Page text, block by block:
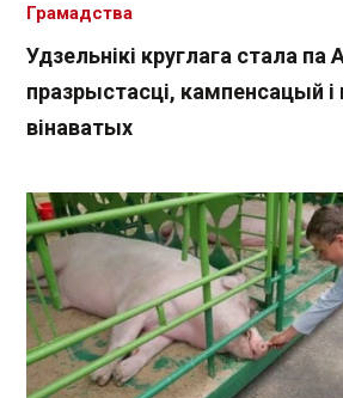
Удзельнікі круглага стала
празрыстасці, кампенсацый і
вінаватых
Грамадства